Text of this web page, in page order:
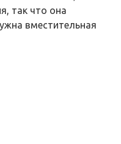
так что она
вместительная